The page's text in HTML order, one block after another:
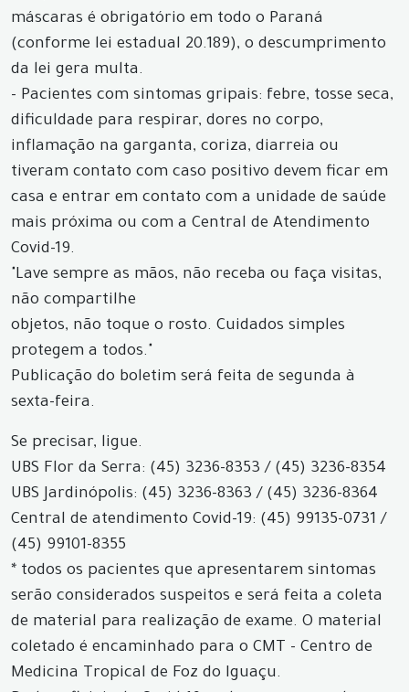
máscaras é obrigatório em todo o Paraná
(conforme lei estadual 20.189), o descumprimento
da lei gera multa.
- Pacientes com sintomas gripais: febre, tosse seca,
dificuldade para respirar, dores no corpo,
inflamação na garganta, coriza, diarreia ou
tiveram contato com caso positivo devem ficar em
casa e entrar em contato com a unidade de saúde
mais próxima ou com a Central de Atendimento
Covid-19.
"Lave sempre as mãos, não receba ou faça visitas,
não compartilhe
objetos, não toque o rosto. Cuidados simples
protegem a todos."
Publicação do boletim será feita de segunda à
sexta-feira.
Se precisar, ligue.
UBS Flor da Serra: (45) 3236-8353 / (45) 3236-8354
UBS Jardinópolis: (45) 3236-8363 / (45) 3236-8364
Central de atendimento Covid-19: (45) 99135-0731 /
(45) 99101-8355
* todos os pacientes que apresentarem sintomas
serão considerados suspeitos e será feita a coleta
de material para realização de exame. O material
coletado é encaminhado para o CMT - Centro de
Medicina Tropical de Foz do Iguaçu.